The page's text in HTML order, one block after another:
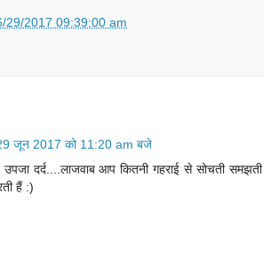
29/2017 09:39:00 am
जून 2017 को 11:20 am बजे
दर्द....लाजवाब आप कितनी गहराई से सोचती समझती
हैं :)